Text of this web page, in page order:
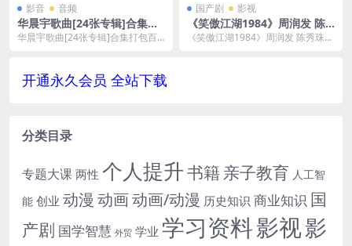
影音 音频
华晨宇歌曲[24张专辑]合集百
度云网盘下载[MP3/764.46M
华晨宇歌曲[24张专辑]合集打包百
国产剧 影视
《笑傲江湖1984》周润发 陈
秀珠全30集夸克云网盘下载
《笑傲江湖1984》周润发 陈秀珠全
开通永久会员 全站下载
分类目录
专题大课 两性 个人提升书籍 亲子教育 人工智
能 创业 动漫 动画动画/动漫 历史知识 商业知识 国
产剧 国学智慧 外贸 学业 学习资料影视影